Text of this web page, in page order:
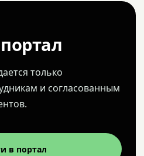
только
и согласованным
в портал